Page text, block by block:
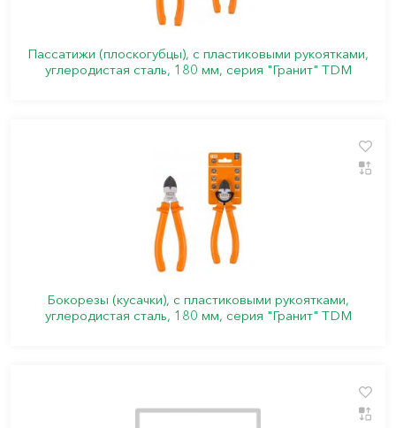
Пассатижи (плоскогубцы), с пластиковыми рукоятками,
углеродистая сталь, 180 мм, серия "Гранит" TDM
Бокорезы (кусачки), с пластиковыми рукоятками,
углеродистая сталь, 180 мм, серия "Гранит" TDM